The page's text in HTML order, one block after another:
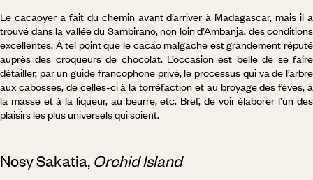
Le cacaoyer a fait du chemin avant d’arriver à Madagascar, mais il a
trouvé dans la vallée du Sambirano, non loin d’Ambanja, des conditions
excellentes. À tel point que le cacao malgache est grandement réputé
auprès des croqueurs de chocolat. L’occasion est belle de se faire
détailler, par un guide francophone privé, le processus qui va de l’arbre
aux cabosses, de celles-ci à la torréfaction et au broyage des fèves, à
la masse et à la liqueur, au beurre, etc. Bref, de voir élaborer l’un des
plaisirs les plus universels qui soient.
Nosy Sakatia, Orchid Island